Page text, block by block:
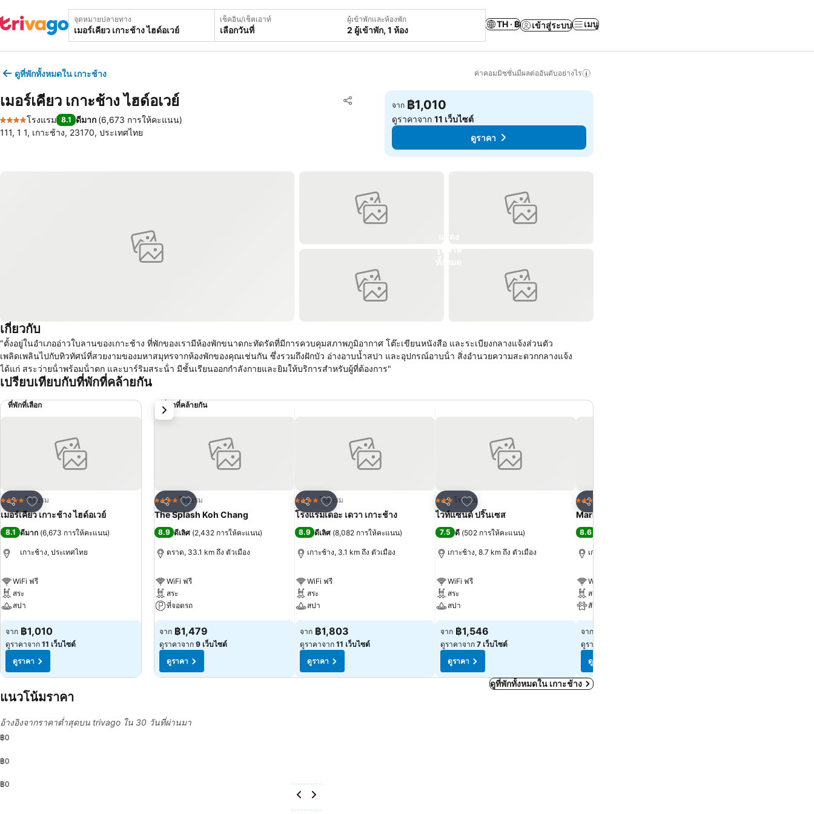
จุดหมายปลายทาง เช็คอิน/เช็คเอาท์
เลือกวันที่
ผู้เข้าพักและห้องพัก
2 ผู้เข้าพัก, 1 ห้อง
TH · ฿ เข้าสู่ระบบ เมนู
ดูที่พักทั้งหมดใน เกาะช้าง ค่าคอมมิชชั่นมีผลต่ออันดับอย่างไร
เมอร์เคียว เกาะช้าง ไฮด์อเวย์ แชร์
เพิ่มในรายการโปรด
4 ดาว
โรงแรม 8.1 ดีมาก (6,673 การให้คะแนน)
111, 1 1, เกาะช้าง, 23170, ประเทศไทย
จาก ฿1,010
ดูราคาจาก11 เว็บไซต์
ดูราคา
เกี่ยวกับ
"ตั้งอยู่ในอําเภออ่าวใบลานของเกาะช้าง ที่พักของเรามีห้องพักขนาดกะทัดรัดที่มีการควบคุมสภาพภูมิอากาศ โต๊ะเขียนหนังสือ และระเบียงกลางแจ้งส่วนตัว
เพลิดเพลินไปกับทิวทัศน์ที่สวยงามของมหาสมุทรจากห้องพักของคุณเช่นกัน ซึ่งรวมถึงฝักบัว อ่างอาบน้ำสปา และอุปกรณ์อาบน้ํา สิ่งอํานวยความสะดวกกลางแจ้ง
ได้แก่ สระว่ายน้ําพร้อมน้ําตก และบาร์ริมสระน้ํา มีชั้นเรียนออกกําลังกายและยิมให้บริการสําหรับผู้ที่ต้องการ"
เปรียบเทียบกับที่พักที่คล้ายกัน
ที่พักที่เลือก
แชร์
เพิ่มในรายการโปรด
4 ดาว โรงแรม
เมอร์เคียว เกาะช้าง ไฮด์อเวย์
8.1 ดีมาก (6,673 การให้คะแนน)
เกาะช้าง, ประเทศไทย
WiFi ฟรี
สระ
สปา
จาก ฿1,010
ดูราคาจาก 11 เว็บไซต์
ดูราคา
ที่พักที่คล้ายกัน
แชร์
เพิ่มในรายการโปรด
4 ดาว โรงแรม
The Splash Koh Chang
8.9 ดีเลิศ (2,432 การให้คะแนน)
ตราด, 33.1 km ถึง ตัวเมือง
WiFi ฟรี
สระ
ที่จอดรถ
จาก ฿1,479
ดูราคาจาก 9 เว็บไซต์
ดูราคา
แชร์
เพิ่มในรายการโปรด
4 ดาว โรงแรม
โรงแรมเดอะ เดวา เกาะช้าง
8.9 ดีเลิศ (8,082 การให้คะแนน)
เกาะช้าง, 3.1 km ถึง ตัวเมือง
WiFi ฟรี
สระ
สปา
จาก ฿1,803
ดูราคาจาก 11 เว็บไซต์
ดูราคา
แชร์
เพิ่มในรายการโปรด
3 ดาว โรงแรม
ไวท์แซนด์ ปริ๊นเซส
7.5 ดี (502 การให้คะแนน)
เกาะช้าง, 8.7 km ถึง ตัวเมือง
WiFi ฟรี
สระ
สปา
จาก ฿1,546
ดูราคาจาก 7 เว็บไซต์
ดูราคา
แชร์
4 ดาว
Marina Sands Resort
8.6
เกาะช้าง, 11.5 km ถึง ตัวเมือง
WiFi ฟรี
สระ
สัตว์เลี้ยงเข้าได้
จาก
ดูราคาจาก
ดูราคา
ถัดไป
ดูที่พักทั้งหมดใน เกาะช้าง
แนวโน้มราคา
อ้างอิงจากราคาต่ำสุดบน trivago ใน 30 วันที่ผ่านมา
฿0
฿0
฿0